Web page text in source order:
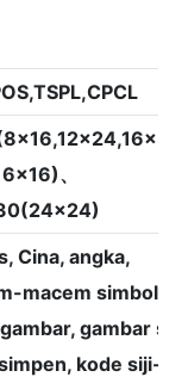
、
Cina, angka,
macem simbol
gambar
kode siji-